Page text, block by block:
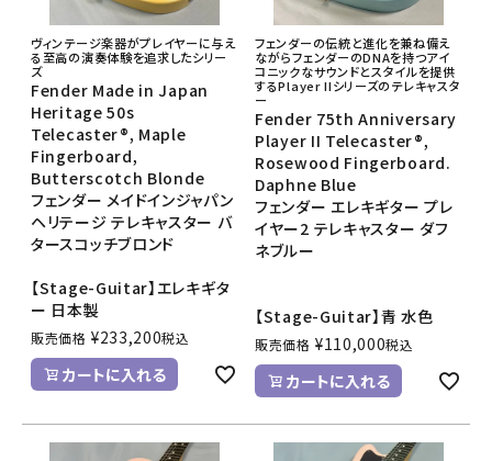
ヴィンテージ楽器がプレイヤーに与え
る至高の演奏体験を追求したシリー
ズ
Fender Made in Japan
Heritage 50s
Telecaster®, Maple
Fingerboard,
Butterscotch Blonde
フェンダー メイドインジャパン
ヘリテージ テレキャスター バ
タースコッチブロンド
【Stage-Guitar】エレキギタ
ー 日本製
販売価格 ¥233,200税込
カートに入れる
フェンダーの伝統と進化を兼ね備え
ながらフェンダーのDNAを持つアイ
コニックなサウンドとスタイルを提供
するPlayer IIシリーズのテレキャスタ
ー
Fender 75th Anniversary
Player II Telecaster®,
Rosewood Fingerboard.
Daphne Blue
フェンダー エレキギター プレ
イヤー2 テレキャスター ダフ
ネブルー
【Stage-Guitar】青 水色
販売価格 ¥110,000税込
カートに入れる